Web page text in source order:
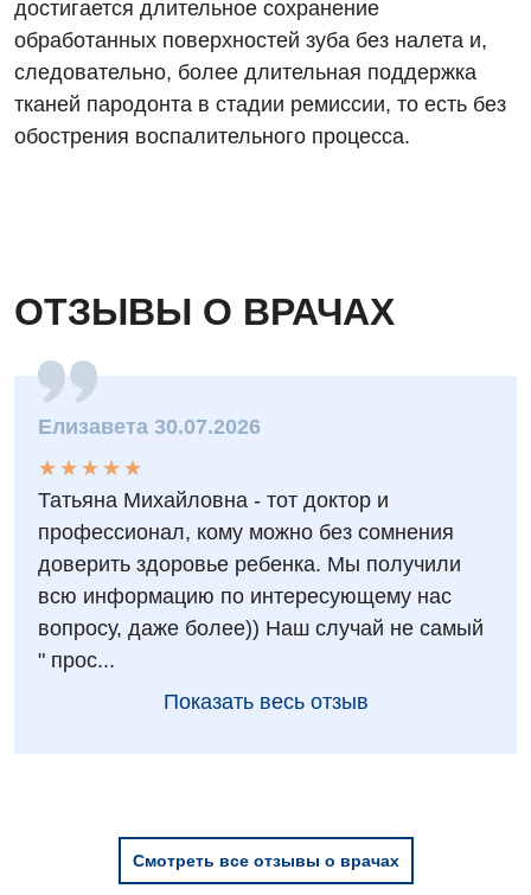
Детская эндокринология
Педиатрия
достигается длительное сохранение
обработанных поверхностей зуба без налета и,
следовательно, более длительная поддержка
тканей пародонта в стадии ремиссии, то есть без
обострения воспалительного процесса.
ОТЗЫВЫ О ВРАЧАХ
Елизавета 30.07.2026
★
★
★
★
★
★ ★ ★ ★ ★
Татьяна Михайловна - тот доктор и
профессионал, кому можно без сомнения
доверить здоровье ребенка. Мы получили
всю информацию по интересующему нас
вопросу, даже более)) Наш случай не самый
" прос...
Показать весь отзыв
Смотреть все отзывы о врачах